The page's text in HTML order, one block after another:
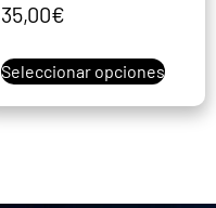
35,00€
Seleccionar opciones